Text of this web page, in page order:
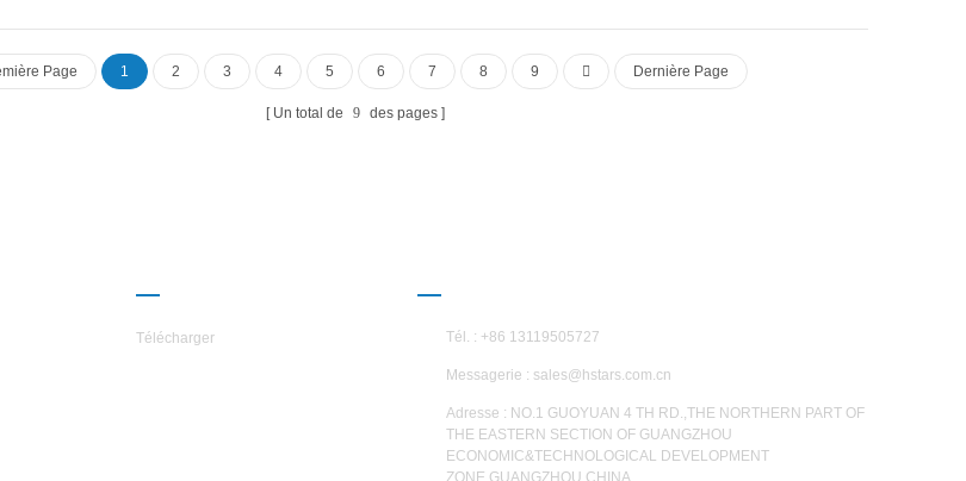
opération, convertir le consommation d'énergie
chaleur dans de l'eau chaude utilisable et
fournissant une grande quantité de climatisation
tout en fournissant climatisation. eau chaude
Page 1 2 3 4 5 6 7 8 9 Dernière Page
Un total de 9 des pages
Télécharger Tél. : +86 13119505727
Messagerie : sales@hstars.com.cn
Adresse : NO.1 GUOYUAN 4 TH RD.,THE NORTHERN PART OF
THE EASTERN SECTION OF GUANGZHOU
ECONOMIC&TECHNOLOGICAL DEVELOPMENT
ZONE,GUANGZHOU,CHINA